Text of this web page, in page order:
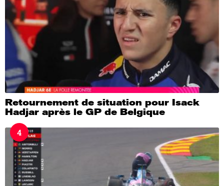
Retournement de situation pour Isack
Hadjar après le GP de Belgique
4